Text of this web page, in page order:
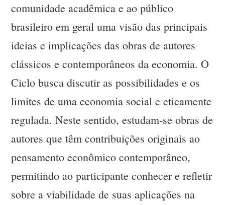
comunidade acadêmica e ao público
brasileiro em geral uma visão das principais
ideias e implicações das obras de autores
clássicos e contemporâneos da economia. O
Ciclo busca discutir as possibilidades e os
limites de uma economia social e eticamente
regulada. Neste sentido, estudam-se obras de
autores que têm contribuições originais ao
pensamento econômico contemporâneo,
permitindo ao participante conhecer e refletir
sobre a viabilidade de suas aplicações na